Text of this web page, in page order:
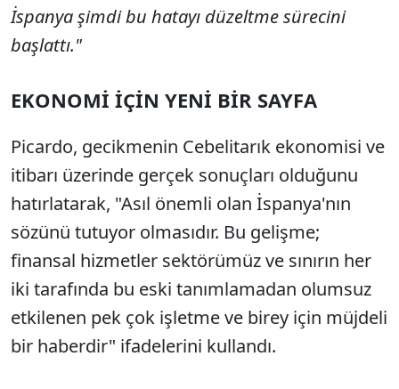
İspanya şimdi bu hatayı düzeltme sürecini
başlattı."
EKONOMİ İÇİN YENİ BİR SAYFA
Picardo, gecikmenin Cebelitarık ekonomisi ve
itibarı üzerinde gerçek sonuçları olduğunu
hatırlatarak, "Asıl önemli olan İspanya'nın
sözünü tutuyor olmasıdır. Bu gelişme;
finansal hizmetler sektörümüz ve sınırın her
iki tarafında bu eski tanımlamadan olumsuz
etkilenen pek çok işletme ve birey için müjdeli
bir haberdir" ifadelerini kullandı.